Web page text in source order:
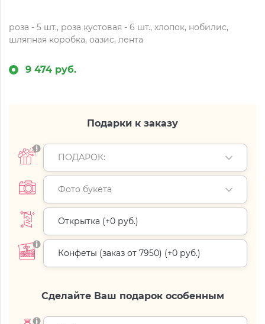
роза - 5 шт., роза кустовая - 6 шт., хлопок, нобилис,
шляпная коробка, оазис, лента
9 474 руб.
Подарки к заказу
ПОДАРОК:
Фото букета
Открытка (+0 руб.)
Конфеты (заказ от 7950) (+0 руб.)
Сделайте Ваш подарок особенным